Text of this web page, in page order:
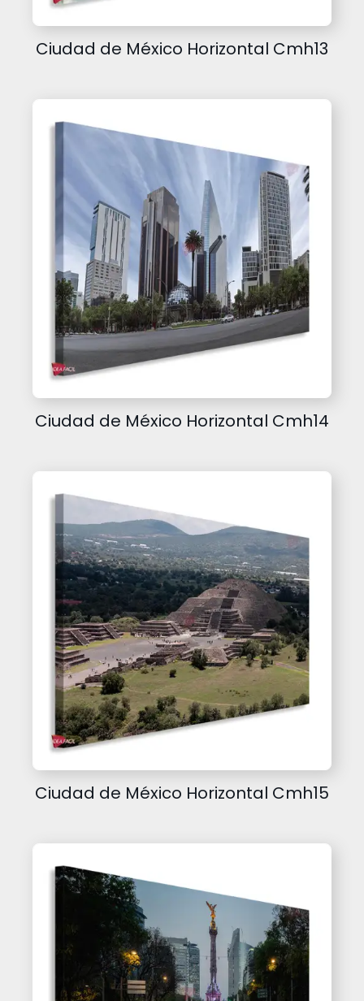
Ciudad de México Horizontal Cmh13
Ciudad de México Horizontal Cmh14
Ciudad de México Horizontal Cmh15